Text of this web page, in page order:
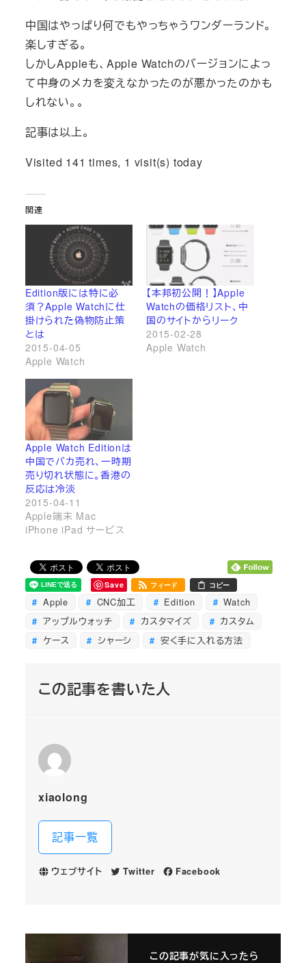
中国はやっぱり何でもやっちゃうワンダーランド。
楽しすぎる。
しかしAppleも、Apple Watchのバージョンによっ
て中身のメカを変えなかったのが悪かったのかも
しれない。。
記事は以上。
Visited 141 times, 1 visit(s) today
関連
Edition版には特に必
須？Apple Watchに仕
掛けられた偽物防止策
とは
2015-04-05
Apple Watch
【本邦初公開！】Apple
Watchの価格リスト、中
国のサイトからリーク
2015-02-28
Apple Watch
Apple Watch Editionは
中国でバカ売れ、一時期
売り切れ状態に。香港の
反応は冷淡
2015-04-11
Apple端末 Mac
iPhone iPad サービス
Save フィード コピー
Apple CNC加工 Edition
Watch
アップルウォッチ
カスタマイズ
カスタム
ケース
シャーシ 安く手に入れる方法
この記事を書いた人
xiaolong
記事一覧
ウェブサイト Twitter Facebook
この記事が気に入ったら